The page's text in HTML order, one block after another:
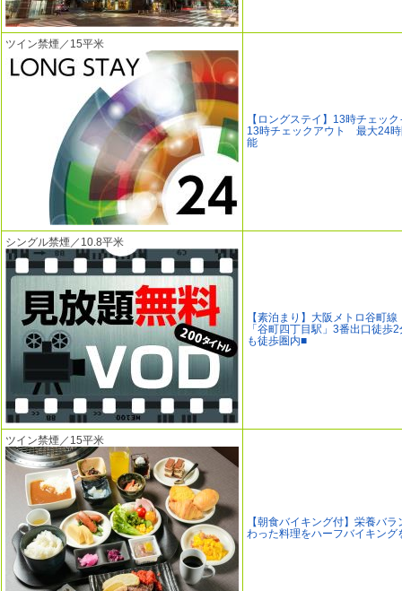
ツイン禁煙／15平米
【ロングステイ】13時チェッ
13時チェックアウト 最大24時
能
シングル禁煙／10.8平米
【素泊まり】大阪メトロ谷町線
「谷町四丁目駅」3番出口徒歩
も徒歩圏内■
ツイン禁煙／15平米
【朝食バイキング付】栄養バ
わった料理をハーフバイキング